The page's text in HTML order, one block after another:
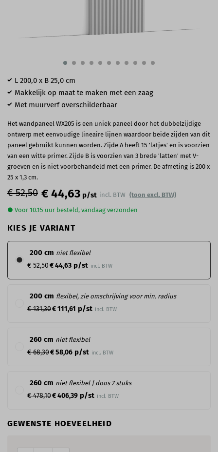
€ 52,50 € 44,63 p/st incl. BTW (toon excl. BTW)
● Voor 10.15 uur besteld, vandaag verzonden
KIES JE VARIANT
200 cm niet flexibel
€ 52,50€ 44,63 p/st incl. BTW
200 cm flexibel, zie omschrijving voor min. radius
€ 131,30€ 111,61 p/st incl. BTW
260 cm niet flexibel
€ 68,30€ 58,06 p/st incl. BTW
260 cm niet flexibel | doos 7 stuks
€ 478,10€ 406,39 p/st incl. BTW
GEWENSTE HOEVEELHEID
L 200,0 x B 25,0 cm
Makkelijk op maat te maken met een zaag
Met muurverf overschilderbaar
Het wandpaneel WX205 is een uniek paneel door het dubbelzijdige
ontwerp met eenvoudige lineaire lijnen waardoor beide zijden van dit
paneel gebruikt kunnen worden. Zijde A heeft 15 'latjes' en is voorzien
van een witte primer. Zijde B is voorzien van 3 brede 'latten' met V-
groeven en is niet voorbehandeld met een primer. De afmeting is 200 x
25 x 1,3 cm.